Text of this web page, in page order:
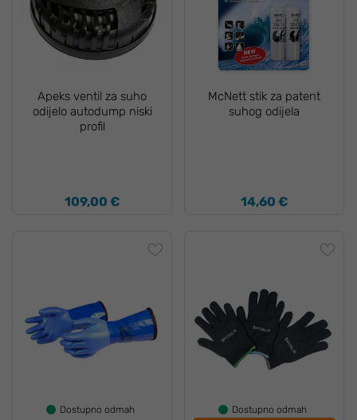
Apeks ventil za suho
odijelo autodump niski
profil
109,00 €
McNett stik za patent
suhog odijela
14,60 €
Dostupno odmah
Dostupno odmah